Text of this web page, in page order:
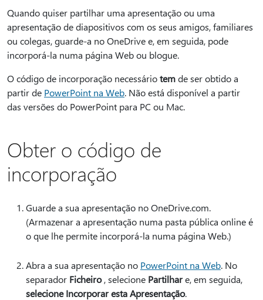
Quando quiser partilhar uma apresentação ou uma
apresentação de diapositivos com os seus amigos, familiares
ou colegas, guarde-a no OneDrive e, em seguida, pode
incorporá-la numa página Web ou blogue.
O código de incorporação necessáriotemde ser obtido a
partir de PowerPoint na Web. Não está disponível a partir
das versões do PowerPoint para PC ou Mac.
Obter o código de
incorporação
Guarde a sua apresentação no OneDrive.com.
(Armazenar a apresentação numa pasta pública online é
o que lhe permite incorporá-la numa página Web.)
Abra a sua apresentação no PowerPoint na Web. No
separador Ficheiro, selecione Partilhare, em seguida,
selecione Incorporar esta Apresentação.